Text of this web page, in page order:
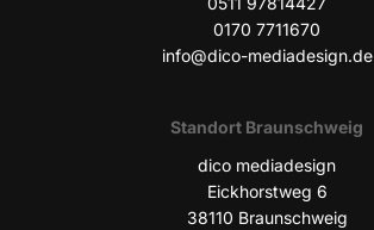
0170 7711670
info@dico-mediadesign.de
Stand­ort Braunschweig
dico media­de­sign
Eick­horst­weg 6
38110 Braun­schweig